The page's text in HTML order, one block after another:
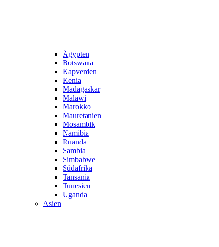
Ägypten
Botswana
Kapverden
Kenia
Madagaskar
Malawi
Marokko
Mauretanien
Mosambik
Namibia
Ruanda
Sambia
Simbabwe
Südafrika
Tansania
Tunesien
Uganda
Asien